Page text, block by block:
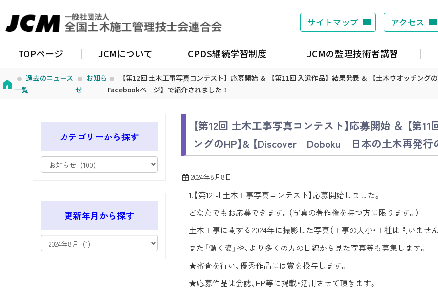
サイトマップ アクセス
TOPページ JCMについて CPDS継続学習制度 JCMの監理技術者講習
過去のニュース
一覧
お知ら
せ
【第12回 土木工事写真コンテスト】応募開始 ＆ 【第11回 入選作品】結果発表 ＆ 【土木ウオッチ
Facebookページ】で紹介されました！
カテゴリーから探す
更新年月から探す
【第12回 土木工事写真コンテスト】応募開始 ＆ 【第
ングのHP】& 【Discover Doboku 日本の土木再発行
2024年8月8日
1.【第12回 土木工事写真コンテスト】応募開始しました。
どなたでもお応募できます。（写真の著作権を持つ方に限ります。）
土木工事に関する2024年に撮影した写真（工事の大小・工種は問いません
また「働く姿」や、より多くの方の目線から見た写真等も募集します。
★審査を行い、優秀作品には賞を授与します。
★応募作品は会誌、HP等に掲載・活用させて頂きます。